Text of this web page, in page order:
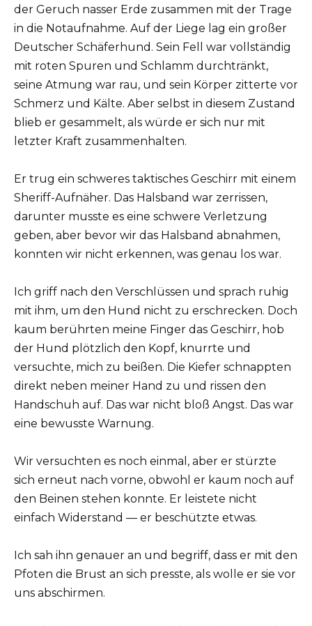
der Geruch nasser Erde zusammen mit der Trage
in die Notaufnahme. Auf der Liege lag ein großer
Deutscher Schäferhund. Sein Fell war vollständig
mit roten Spuren und Schlamm durchtränkt,
seine Atmung war rau, und sein Körper zitterte vor
Schmerz und Kälte. Aber selbst in diesem Zustand
blieb er gesammelt, als würde er sich nur mit
letzter Kraft zusammenhalten.
Er trug ein schweres taktisches Geschirr mit einem
Sheriff-Aufnäher. Das Halsband war zerrissen,
darunter musste es eine schwere Verletzung
geben, aber bevor wir das Halsband abnahmen,
konnten wir nicht erkennen, was genau los war.
Ich griff nach den Verschlüssen und sprach ruhig
mit ihm, um den Hund nicht zu erschrecken. Doch
kaum berührten meine Finger das Geschirr, hob
der Hund plötzlich den Kopf, knurrte und
versuchte, mich zu beißen. Die Kiefer schnappten
direkt neben meiner Hand zu und rissen den
Handschuh auf. Das war nicht bloß Angst. Das war
eine bewusste Warnung.
Wir versuchten es noch einmal, aber er stürzte
sich erneut nach vorne, obwohl er kaum noch auf
den Beinen stehen konnte. Er leistete nicht
einfach Widerstand — er beschützte etwas.
Ich sah ihn genauer an und begriff, dass er mit den
Pfoten die Brust an sich presste, als wolle er sie vor
uns abschirmen.